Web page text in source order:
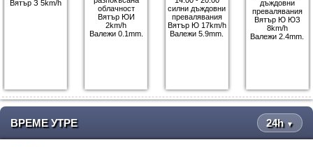
Вятър З 5km/h
облачност
Вятър ЮИ
2km/h
Валежи 0.1mm.
силни дъждовни
превалявания
Вятър Ю 17km/h
Валежи 5.9mm.
дъждовни
превалявания
Вятър Ю ЮЗ
8km/h
Валежи 2.4mm.
ВРЕМЕ УТРЕ 24h ▼